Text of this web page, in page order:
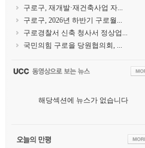
구로구, 재개발·재건축사업 자...
구로구, 2026년 하반기 구로월...
구로경찰서 신축 청사서 정상업...
국민의힘 구로을 당원협의회, ...
해당섹션에 뉴스가 없습니다